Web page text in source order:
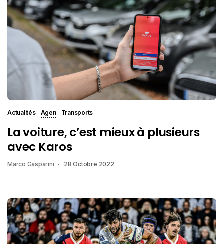
Actualités Agen Transports
La voiture, c’est mieux à plusieurs
avec Karos
Marco Gasparini 28 Octobre 2022